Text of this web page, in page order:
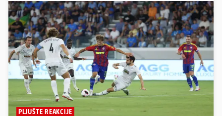
PLJUŠTE REAKCIJE